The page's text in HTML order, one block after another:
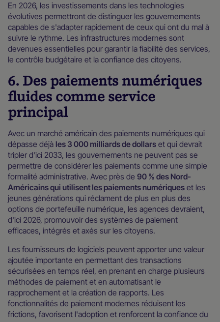
En 2026, les investissements dans les technologies
évolutives permettront de distinguer les gouvernements
capables de s'adapter rapidement de ceux qui ont du mal à
suivre le rythme. Les infrastructures modernes sont
devenues essentielles pour garantir la fiabilité des services,
le contrôle budgétaire et la confiance des citoyens.
6. Des paiements numériques
fluides comme service
principal
Avec un marché américain des paiements numériques qui
dépasse déjà les 3 000 milliards de dollars et qui devrait
tripler d'ici 2033, les gouvernements ne peuvent pas se
permettre de considérer les paiements comme une simple
formalité administrative. Avec près de 90 % des Nord-
Américains qui utilisent les paiements numériques et les
jeunes générations qui réclament de plus en plus des
options de portefeuille numérique, les agences devraient,
d'ici 2026, promouvoir des systèmes de paiement
efficaces, intégrés et axés sur les citoyens.
Les fournisseurs de logiciels peuvent apporter une valeur
ajoutée importante en permettant des transactions
sécurisées en temps réel, en prenant en charge plusieurs
méthodes de paiement et en automatisant le
rapprochement et la création de rapports. Les
fonctionnalités de paiement modernes réduisent les
frictions, favorisent l'adoption et renforcent la confiance du